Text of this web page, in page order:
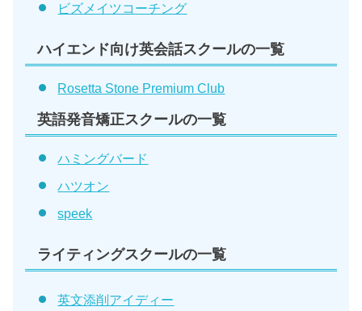
ビズメイツコーチング
ハイエンド向け英会話スクールの一覧
Rosetta Stone Premium Club
英語発音矯正スクールの一覧
ハミングバード
ハツオン
speek
ライティングスクールの一覧
英文添削アイディー